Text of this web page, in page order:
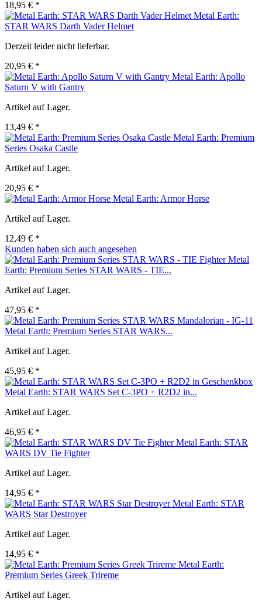
18,95 € *
Metal Earth:
STAR WARS Darth Vader Helmet
Derzeit leider nicht lieferbar.
20,95 € *
Metal Earth: Apollo
Saturn V with Gantry
Artikel auf Lager.
13,49 € *
Metal Earth: Premium
Series Osaka Castle
Artikel auf Lager.
20,95 € *
Metal Earth: Armor Horse
Artikel auf Lager.
12,49 € *
Kunden haben sich auch angesehen
Metal
Earth: Premium Series STAR WARS - TIE...
Artikel auf Lager.
47,95 € *
Metal Earth: Premium Series STAR WARS...
Artikel auf Lager.
45,95 € *
Metal Earth: STAR WARS Set C-3PO + R2D2 in...
Artikel auf Lager.
46,95 € *
Metal Earth: STAR
WARS DV Tie Fighter
Artikel auf Lager.
14,95 € *
Metal Earth: STAR
WARS Star Destroyer
Artikel auf Lager.
14,95 € *
Metal Earth:
Premium Series Greek Trireme
Artikel auf Lager.